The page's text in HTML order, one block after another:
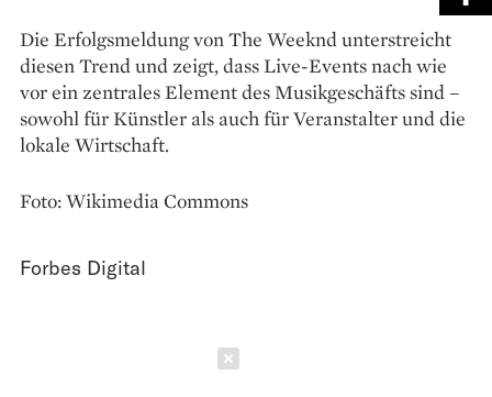
Die Erfolgsmeldung von The Weeknd unterstreicht
diesen Trend und zeigt, dass Live-Events nach wie
vor ein zentrales Element des Musikgeschäfts sind –
sowohl für Künstler als auch für Veranstalter und die
lokale Wirtschaft.
Foto: Wikimedia Commons
Forbes Digital